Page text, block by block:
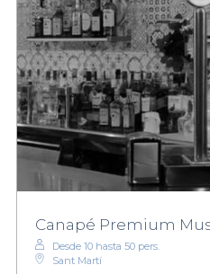
Canapé Premium
Desde 10 hasta 50 pers.
Sant Martí